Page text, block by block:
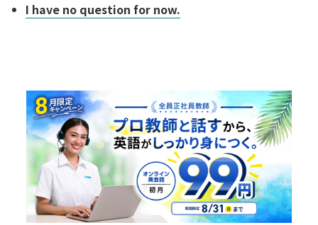
I have no question for now.